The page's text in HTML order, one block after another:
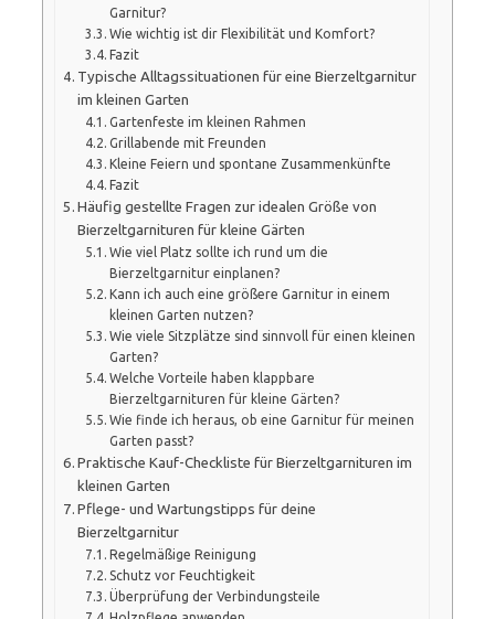
Garnitur?
Wie wichtig ist dir Flexibilität und Komfort?
Fazit
Typische Alltagssituationen für eine Bierzeltgarnitur
im kleinen Garten
Gartenfeste im kleinen Rahmen
Grillabende mit Freunden
Kleine Feiern und spontane Zusammenkünfte
Fazit
Häufig gestellte Fragen zur idealen Größe von
Bierzeltgarnituren für kleine Gärten
Wie viel Platz sollte ich rund um die
Bierzeltgarnitur einplanen?
Kann ich auch eine größere Garnitur in einem
kleinen Garten nutzen?
Wie viele Sitzplätze sind sinnvoll für einen kleinen
Garten?
Welche Vorteile haben klappbare
Bierzeltgarnituren für kleine Gärten?
Wie finde ich heraus, ob eine Garnitur für meinen
Garten passt?
Praktische Kauf-Checkliste für Bierzeltgarnituren im
kleinen Garten
Pflege- und Wartungstipps für deine
Bierzeltgarnitur
Regelmäßige Reinigung
Schutz vor Feuchtigkeit
Überprüfung der Verbindungsteile